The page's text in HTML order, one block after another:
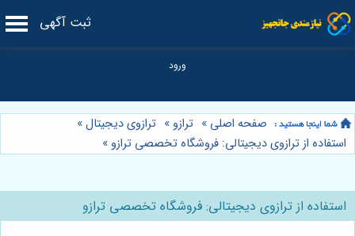
ثبت آگهی
صفحه اصلی » ترازو » ترازوی دیجیتال»
استفاده از ترازوی دیجیتالی: فروشگاه تخصصی ترازو »
استفاده از ترازوی دیجیتالی: فروشگاه تخصصی ترازو